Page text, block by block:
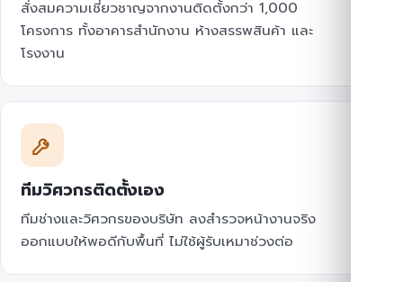
สั่งสมความเชี่ยวชาญจากงานติดตั้งกว่า 1,000
โครงการ ทั้งอาคารสำนักงาน ห้างสรรพสินค้า และ
โรงงาน
ทีมวิศวกรติดตั้งเอง
ทีมช่างและวิศวกรของบริษัท ลงสำรวจหน้างานจริง
ออกแบบให้พอดีกับพื้นที่ ไม่ใช้ผู้รับเหมาช่วงต่อ